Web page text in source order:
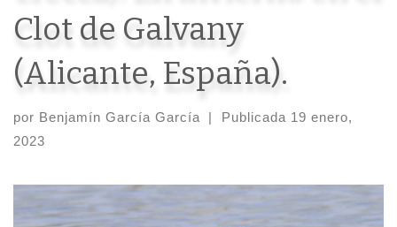
Clot de Galvany
(Alicante, España).
por Benjamín García García | Publicada 19 enero,
2023